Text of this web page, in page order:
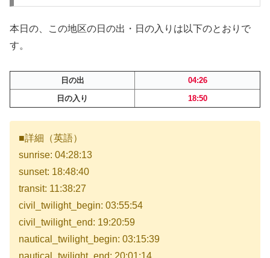
本日の、この地区の日の出・日の入りは以下のとおりで
す。
日の出
04:26
日の入り
18:50
■詳細（英語）
sunrise: 04:28:13
sunset: 18:48:40
transit: 11:38:27
civil_twilight_begin: 03:55:54
civil_twilight_end: 19:20:59
nautical_twilight_begin: 03:15:39